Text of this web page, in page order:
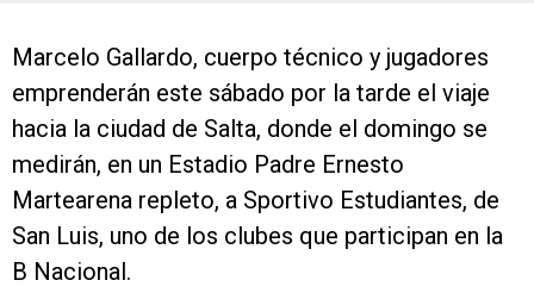
Marcelo Gallardo, cuerpo técnico y jugadores
emprenderán este sábado por la tarde el viaje
hacia la ciudad de Salta, donde el domingo se
medirán, en un Estadio Padre Ernesto
Martearena repleto, a Sportivo Estudiantes, de
San Luis, uno de los clubes que participan en la
B Nacional.